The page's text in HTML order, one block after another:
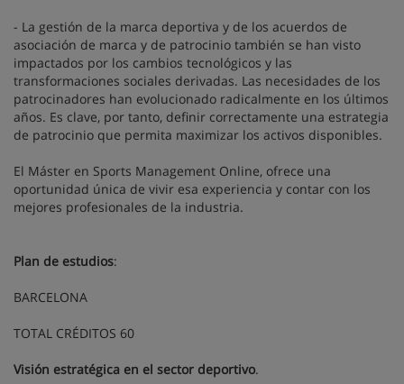
- La gestión de la marca deportiva y de los acuerdos de
asociación de marca y de patrocinio también se han visto
impactados por los cambios tecnológicos y las
transformaciones sociales derivadas. Las necesidades de los
patrocinadores han evolucionado radicalmente en los últimos
años. Es clave, por tanto, definir correctamente una estrategia
de patrocinio que permita maximizar los activos disponibles.
El Máster en Sports Management Online, ofrece una
oportunidad única de vivir esa experiencia y contar con los
mejores profesionales de la industria.
Plan de estudios:
BARCELONA
TOTAL CRÉDITOS 60
Visión estratégica en el sector deportivo.